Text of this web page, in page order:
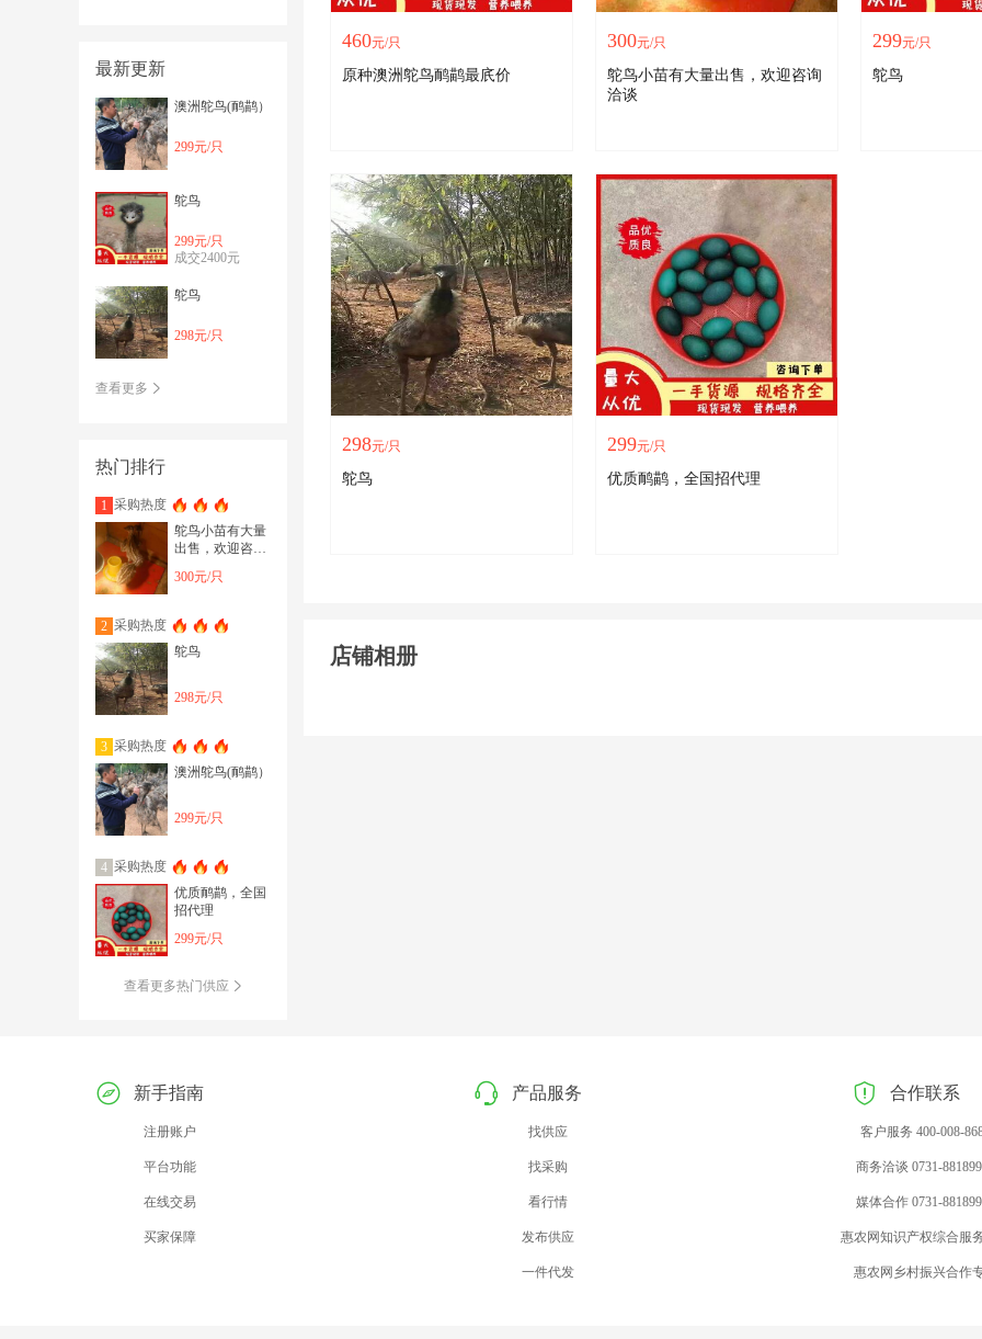
最新更新
澳洲鸵鸟(鸸鹋）
299元/只
鸵鸟
299元/只
成交2400元
鸵鸟
298元/只
查看更多
热门排行
1 采购热度
鸵鸟小苗有大量
出售，欢迎咨询
300元/只
2 采购热度
鸵鸟
298元/只
3 采购热度
澳洲鸵鸟(鸸鹋）
299元/只
4 采购热度
优质鸸鹋，全国
招代理
299元/只
查看更多热门供应
460元/只
原种澳洲鸵鸟鸸鹋最㡳价
300元/只
鸵鸟小苗有大量出售，欢迎咨询
洽谈
299元/只
鸵鸟
298元/只
鸵鸟
299元/只
优质鸸鹋，全国招代理
店铺相册
新手指南
注册账户
平台功能
在线交易
买家保障
产品服务
找供应
找采购
看行情
发布供应
一件代发
合作联系
客户服务 400-008-
商务洽谈 0731-
媒体合作 0731-
惠农网知识产权综合服
惠农网乡村振兴合作